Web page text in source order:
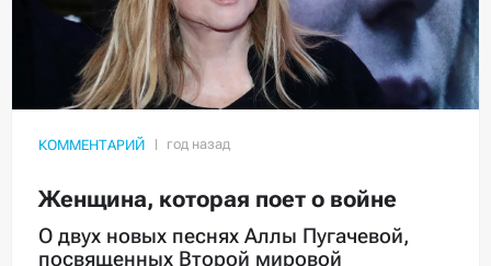
КОММЕНТАРИЙ
Женщина, которая поет о войне
О двух новых песнях Аллы Пугачевой,
посвященных Второй мировой